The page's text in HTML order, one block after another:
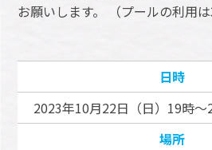
お願いします。 （プールの利用は
日時
2023年10月22日（日）19時～
場所